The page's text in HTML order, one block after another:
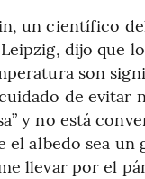
un científico
dijo que
son
de evitar
y no está
albedo sea un
llevar por el